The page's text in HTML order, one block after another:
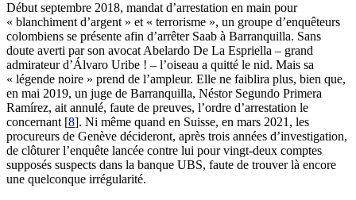
Début septembre 2018, mandat d’arrestation en main pour
« blanchiment d’argent » et « terrorisme », un groupe d’enquêteurs
colombiens se présente afin d’arrêter Saab à Barranquilla. Sans
doute averti par son avocat Abelardo De La Espriella – grand
admirateur d’Álvaro Uribe ! – l’oiseau a quitté le nid. Mais sa
« légende noire » prend de l’ampleur. Elle ne faiblira plus, bien que,
en mai 2019, un juge de Barranquilla, Néstor Segundo Primera
Ramírez, ait annulé, faute de preuves, l’ordre d’arrestation le
concernant [8]. Ni même quand en Suisse, en mars 2021, les
procureurs de Genève décideront, après trois années d’investigation,
de clôturer l’enquête lancée contre lui pour vingt-deux comptes
supposés suspects dans la banque UBS, faute de trouver là encore
une quelconque irrégularité.